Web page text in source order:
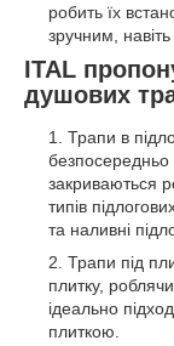
робить їх
зручним,
ITAL
душових
Трапи в
безпосередньо
закриваються
типів
та наливні
Трапи під
плитку,
ідеально
плиткою.